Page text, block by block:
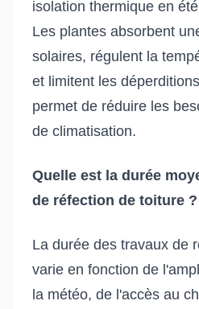
isolation thermique en
Les plantes absorbent
solaires, régulent la
et limitent les
permet de réduire les
de climatisation.
Quelle est la durée
de réfection de toiture ?
La durée des travaux de
varie en fonction de
la météo, de l'accès au